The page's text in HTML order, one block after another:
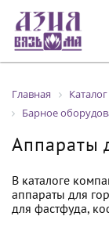
Главная Каталог
Барное
Аппараты
В каталоге
аппараты для
для фастфуда,